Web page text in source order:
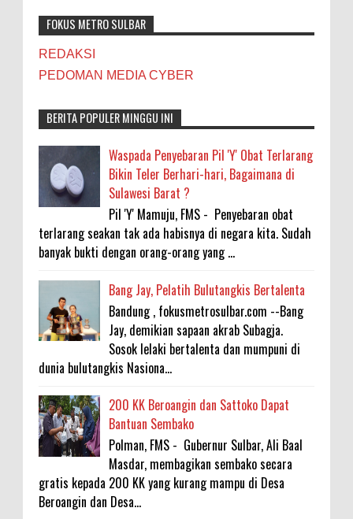
FOKUS METRO SULBAR
REDAKSI
PEDOMAN MEDIA CYBER
BERITA POPULER MINGGU INI
Waspada Penyebaran Pil 'Y' Obat Terlarang
Bikin Teler Berhari-hari, Bagaimana di
Sulawesi Barat ?
Pil 'Y' Mamuju, FMS - Penyebaran obat
terlarang seakan tak ada habisnya di negara kita. Sudah
banyak bukti dengan orang-orang yang ...
Bang Jay, Pelatih Bulutangkis Bertalenta
Bandung , fokusmetrosulbar.com --Bang
Jay, demikian sapaan akrab Subagja.
Sosok lelaki bertalenta dan mumpuni di
dunia bulutangkis Nasiona...
200 KK Beroangin dan Sattoko Dapat
Bantuan Sembako
Polman, FMS - Gubernur Sulbar, Ali Baal
Masdar, membagikan sembako secara
gratis kepada 200 KK yang kurang mampu di Desa
Beroangin dan Desa...